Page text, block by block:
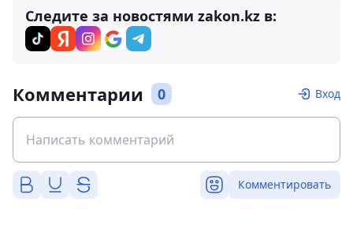
Следите за новостями zakon.kz в:
Комментарии 0 Вход
Комментировать